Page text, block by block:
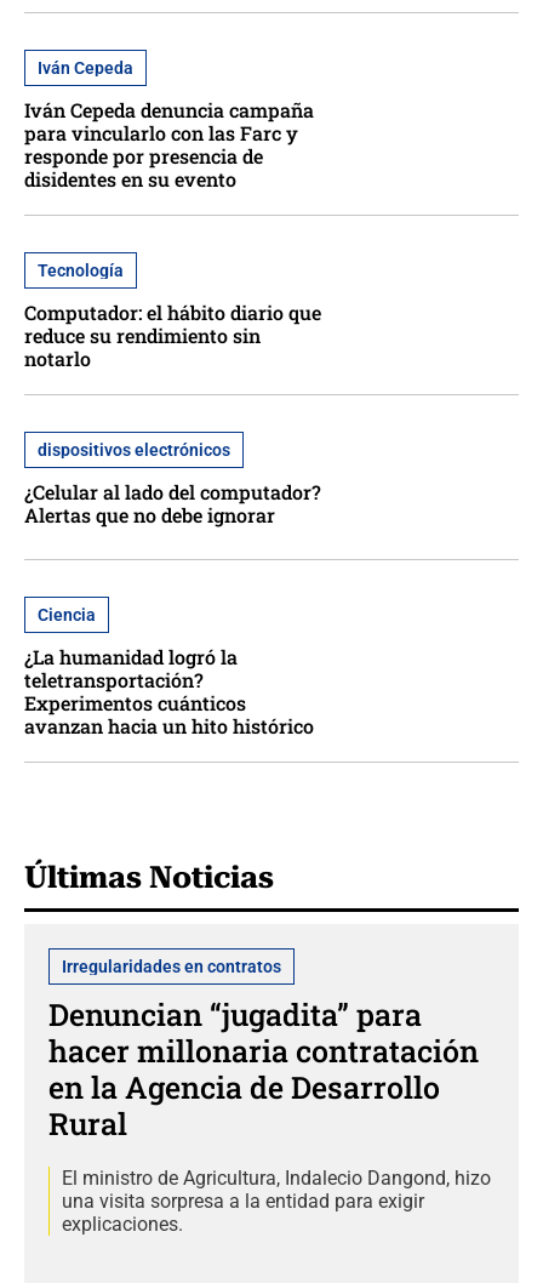
Iván Cepeda
Iván Cepeda denuncia campaña
para vincularlo con las Farc y
responde por presencia de
disidentes en su evento
Tecnología
Computador: el hábito diario que
reduce su rendimiento sin
notarlo
dispositivos electrónicos
¿Celular al lado del computador?
Alertas que no debe ignorar
Ciencia
¿La humanidad logró la
teletransportación?
Experimentos cuánticos
avanzan hacia un hito histórico
Últimas Noticias
Irregularidades en contratos
Denuncian “jugadita” para
hacer millonaria contratación
en la Agencia de Desarrollo
Rural
El ministro de Agricultura, Indalecio Dangond, hizo
una visita sorpresa a la entidad para exigir
explicaciones.